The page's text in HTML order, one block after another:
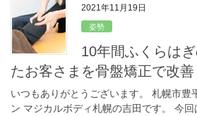
2021年11月19日
姿勢
10年間ふくらは
たお客さまを骨盤矯正で改
いつもありがとうございます。 札幌市豊
ン マジカルボディ札幌の吉田です。 今